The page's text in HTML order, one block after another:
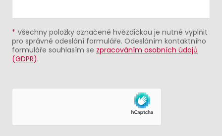
* Všechny položky označené hvězdičkou je nutné vyplňit
pro správné odeslání formuláře. Odesláním kontaktního
formuláře souhlasím se zpracováním osobních údajů
(GDPR).